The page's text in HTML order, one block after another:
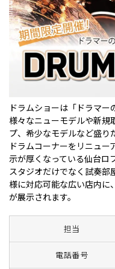
ドラムショーは「ドラマー
様々なニューモデルや新規
プ、希少なモデルなど盛り
ドラムコーナーをリニュ
示が厚くなっている仙台ロ
スタジオだけでなく試奏部
様に対応可能な広い店内に
が展示されます。
担当
電話番号